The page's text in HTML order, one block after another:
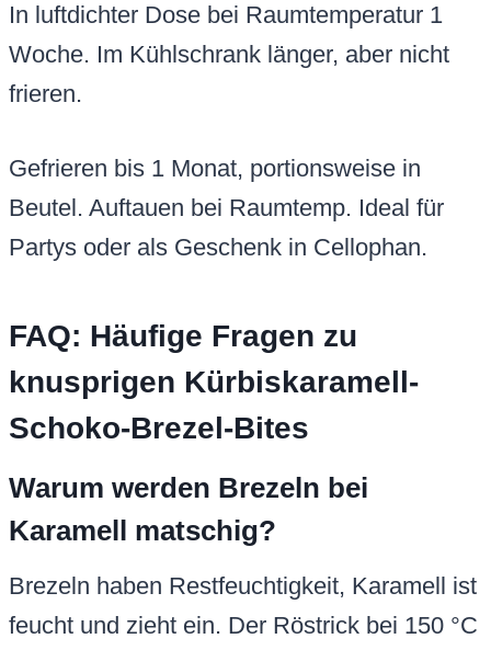
In luftdichter Dose bei Raumtemperatur 1
Woche. Im Kühlschrank länger, aber nicht
frieren.
Gefrieren bis 1 Monat, portionsweise in
Beutel. Auftauen bei Raumtemp. Ideal für
Partys oder als Geschenk in Cellophan.
FAQ: Häufige Fragen zu
knusprigen Kürbiskaramell-
Schoko-Brezel-Bites
Warum werden Brezeln bei
Karamell matschig?
Brezeln haben Restfeuchtigkeit, Karamell ist
feucht und zieht ein. Der Röstrick bei 150 °C